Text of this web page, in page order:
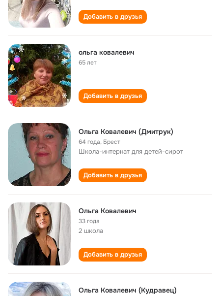
Добавить в друзья
ольга ковалевич
65 лет
Добавить в друзья
Ольга Ковалевич (Дмитрук)
64 года, Брест
Школа-интернат для детей-сирот
Добавить в друзья
Ольга Ковалевич
33 года
2 школа
Добавить в друзья
Ольга Ковалевич (Кудравец)